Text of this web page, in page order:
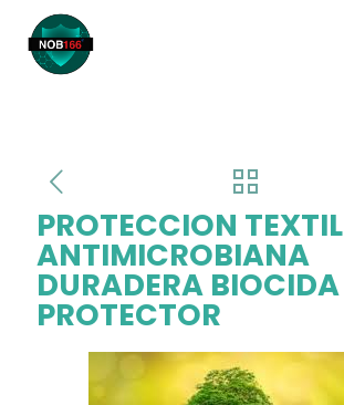
PROTECCION TEXTIL
ANTIMICROBIANA
DURADERA BIOCIDA
PROTECTOR